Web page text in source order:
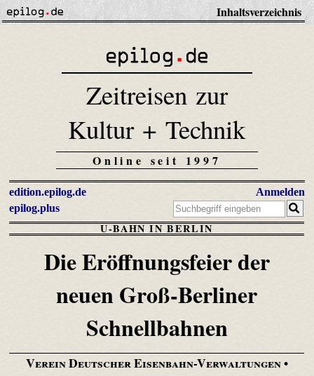
Inhaltsverzeichnis
Zeitreisen zur
Kultur + Technik
Online seit 1997
edition.epilog.de
epilog.plus
Anmelden
U-BAHN IN BERLIN
Die Eröffnungsfeier der
neuenGroß-Berliner
Schnellbahnen
Verein Deutscher Eisenbahn-Verwaltungen•